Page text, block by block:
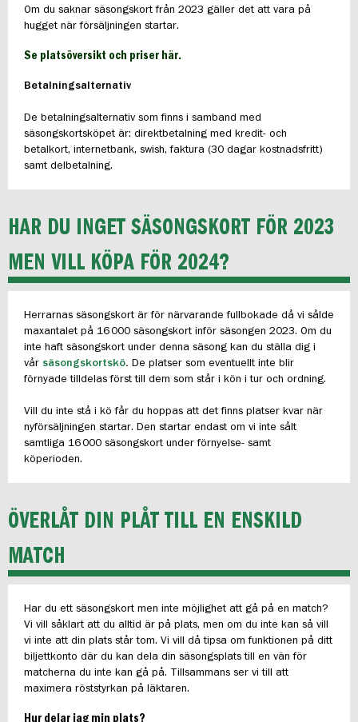
Om du saknar säsongskort från 2023 gäller det att vara på
hugget när försäljningen startar.
Se platsöversikt och priser här.
Betalningsalternativ
De betalningsalternativ som finns i samband med
säsongskortsköpet är: direktbetalning med kredit- och
betalkort, internetbank, swish, faktura (30 dagar kostnadsfritt)
samt delbetalning.
HAR DU INGET SÄSONGSKORT FÖR 2023
MEN VILL KÖPA FÖR 2024?
Herrarnas säsongskort är för närvarande fullbokade då vi sålde
maxantalet på 16 000 säsongskort inför säsongen 2023. Om du
inte haft säsongskort under denna säsong kan du ställa dig i
vår säsongskortskö. De platser som eventuellt inte blir
förnyade tilldelas först till dem som står i kön i tur och ordning.
Vill du inte stå i kö får du hoppas att det finns platser kvar när
nyförsäljningen startar. Den startar endast om vi inte sålt
samtliga 16 000 säsongskort under förnyelse- samt
köperioden.
ÖVERLÅT DIN PLÅT TILL EN ENSKILD
MATCH
Har du ett säsongskort men inte möjlighet att gå på en match?
Vi vill såklart att du alltid är på plats, men om du inte kan så vill
vi inte att din plats står tom. Vi vill då tipsa om funktionen på ditt
biljettkonto där du kan dela din säsongsplats till en vän för
matcherna du inte kan gå på. Tillsammans ser vi till att
maximera röststyrkan på läktaren.
Hur delar jag min plats?